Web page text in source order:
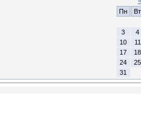
Пн
Вт
3
4
10
11
17
18
24
25
31